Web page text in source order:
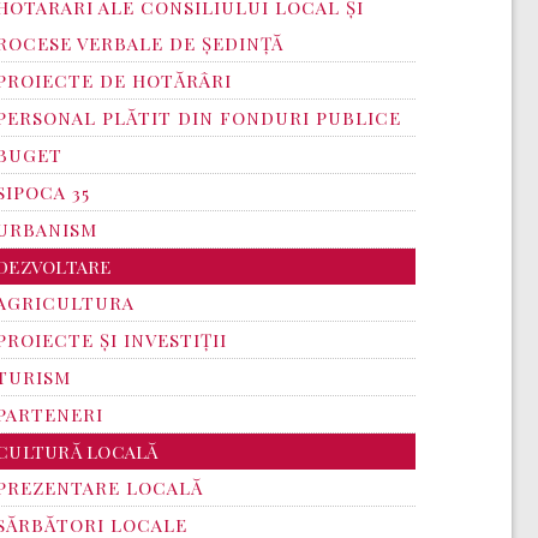
ALE CONSILIULUI LOCAL ȘI
VERBALE DE ȘEDINȚĂ
DE HOTĂRÂRI
PLĂTIT DIN FONDURI PUBLICE
35
ȘI INVESTIȚII
LOCALĂ
LOCALĂ
LOCALE